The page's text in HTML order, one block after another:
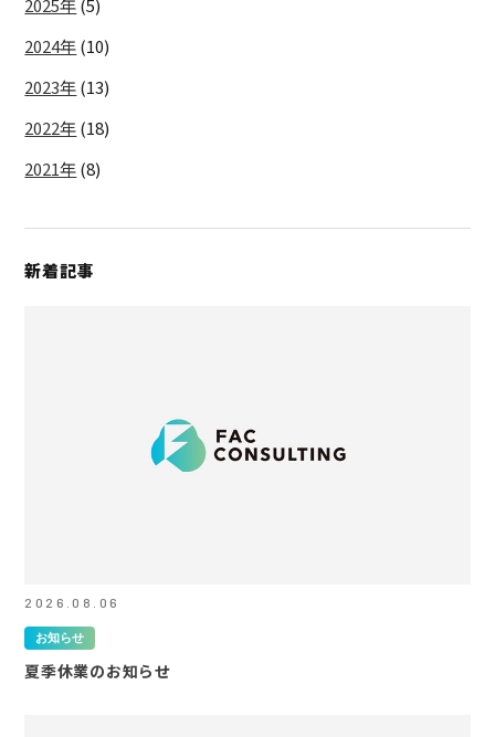
2025年(5)
2024年(10)
2023年(13)
2022年(18)
2021年(8)
新着記事
2026.08.06
お知らせ
夏季休業のお知らせ